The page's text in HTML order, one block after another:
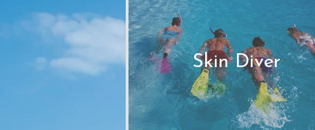
Skin Diver